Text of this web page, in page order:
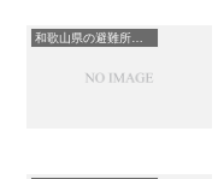
和歌山県の避難所一覧